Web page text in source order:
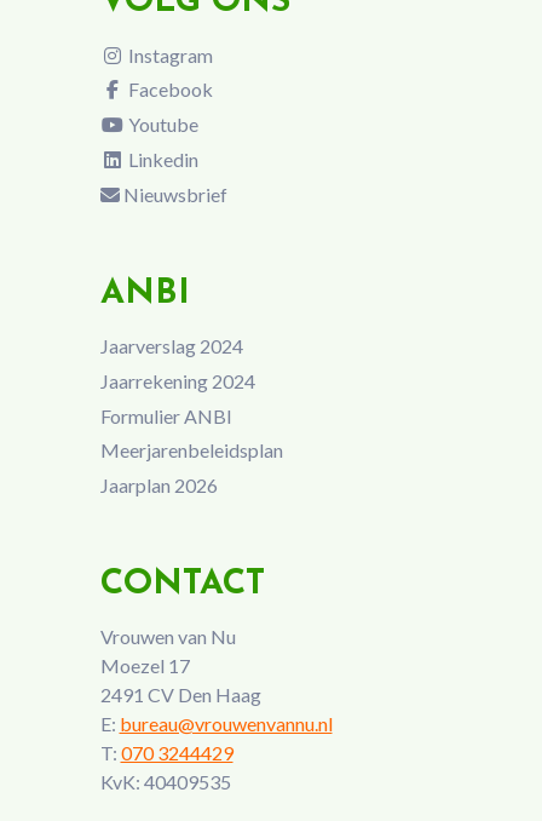
Instagram
Facebook
Youtube
Linkedin
Nieuwsbrief
ANBI
Jaarverslag 2024
Jaarrekening 2024
Formulier ANBI
Meerjarenbeleidsplan
Jaarplan 2026
CONTACT
Vrouwen van Nu
Moezel 17
2491 CV Den Haag
E: bureau@vrouwenvannu.nl
T: 070 3244429
KvK: 40409535